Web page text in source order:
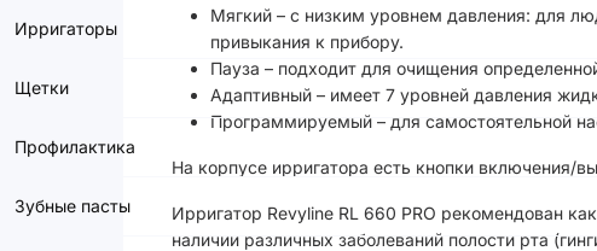
Ирригаторы
Щетки
Профилактика
Зубные пасты
Мягкий – с низким уровнем давления: для
привыкания к прибору.
Пауза – подходит для очищения
Адаптивный – имеет 7 уровней давления
Программируемый – для самостоятельной
На корпусе ирригатора есть кнопки включения/
Ирригатор Revyline RL 660 PRO рекомендован
наличии различных заболеваний полости рта